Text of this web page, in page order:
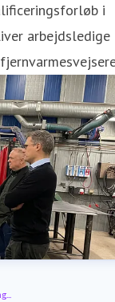
i
arbejdsledige